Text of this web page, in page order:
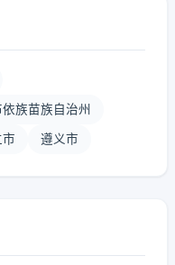
族苗族自治州
遵义市